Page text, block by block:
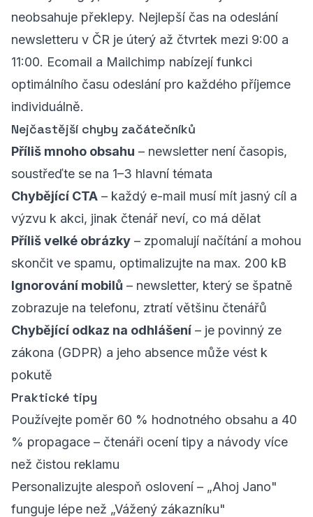
neobsahuje překlepy. Nejlepší čas na odeslání
newsletteru v ČR je úterý až čtvrtek mezi 9:00 a
11:00. Ecomail a Mailchimp nabízejí funkci
optimálního času odeslání pro každého příjemce
individuálně.
Nejčastější chyby začátečníků
Příliš mnoho obsahu – newsletter není časopis,
soustřeďte se na 1–3 hlavní témata
Chybějící CTA – každý e-mail musí mít jasný cíl a
výzvu k akci, jinak čtenář neví, co má dělat
Příliš velké obrázky – zpomalují načítání a mohou
skončit ve spamu, optimalizujte na max. 200 kB
Ignorování mobilů – newsletter, který se špatně
zobrazuje na telefonu, ztratí většinu čtenářů
Chybějící odkaz na odhlášení – je povinný ze
zákona (GDPR) a jeho absence může vést k
pokutě
Praktické tipy
Používejte poměr 60 % hodnotného obsahu a 40
% propagace – čtenáři ocení tipy a návody více
než čistou reklamu
Personalizujte alespoň oslovení – „Ahoj Jano"
funguje lépe než „Vážený zákazníku"